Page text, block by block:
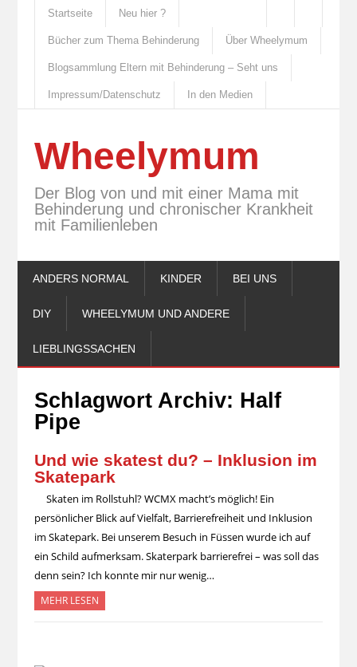
Startseite Neu hier ?
Bücher zum Thema Behinderung Über Wheelymum
Blogsammlung Eltern mit Behinderung – Seht uns
Impressum/Datenschutz In den Medien
Wheelymum
Der Blog von und mit einer Mama mit
Behinderung und chronischer Krankheit
mit Familienleben
ANDERS NORMAL KINDER BEI UNS
DIY WHEELYMUM UND ANDERE
LIEBLINGSSACHEN
Schlagwort Archiv: Half
Pipe
Und wie skatest du? – Inklusion im
Skatepark
Skaten im Rollstuhl? WCMX macht’s möglich! Ein
persönlicher Blick auf Vielfalt, Barrierefreiheit und Inklusion
im Skatepark. Bei unserem Besuch in Füssen wurde ich auf
ein Schild aufmerksam. Skaterpark barrierefrei – was soll das
denn sein? Ich konnte mir nur wenig…
MEHR LESEN